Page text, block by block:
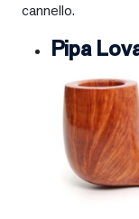
cannello.
Pipa